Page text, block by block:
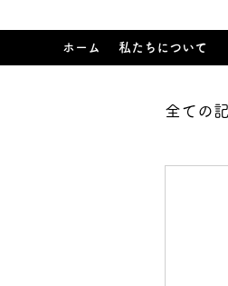
ホーム 私たちについて
全ての
お
レ